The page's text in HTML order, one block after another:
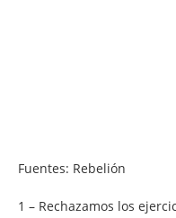
Fuentes: Rebelión
1 – Rechazamos los